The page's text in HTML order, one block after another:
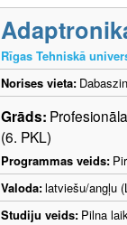
Rīgas Tehniskā
Norises vieta:
Grāds:
(6. PKL)
Programmas veids:
Valoda:latviešu/angļu
Studiju veids: Pilna